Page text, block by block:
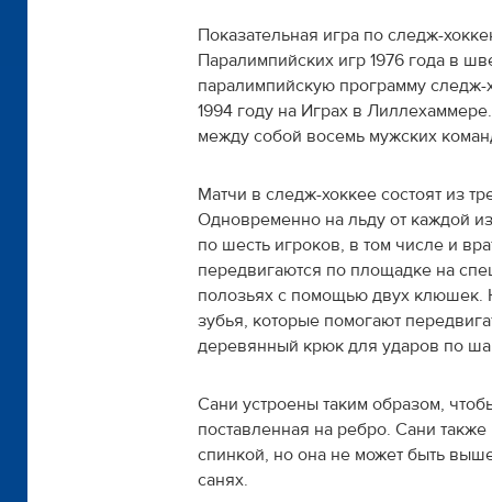
Показательная игра по следж-
Паралимпийских игр 1976 года в
паралимпийскую программу
1994 году на Играх в
между собой восемь мужских
Матчи в следж-хоккее состоят из
Одновременно на льду от каждой
по шесть игроков, в том числе и
передвигаются по площадке на
полозьях с помощью двух клюшек.
зубья, которые помогают
деревянный крюк для ударов по
Сани устроены таким образом,
поставленная на ребро. Сани
спинкой, но она не может быть
санях.